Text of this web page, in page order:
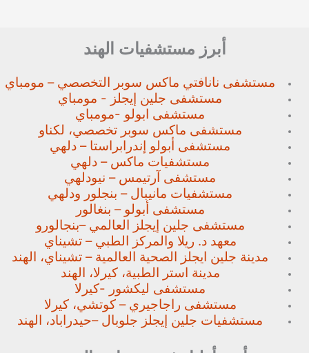
أبرز مستشفيات الهند
مستشفى نانافتي ماكس سوبر التخصصي – مومباي
مستشفى جلين إيجلز - مومباي
مستشفى ابولو -مومباي
مستشفى ماكس سوبر تخصصي، لكناو
مستشفى أبولو إندرابراستا – دلهي
مستشفيات ماكس – دلهي
مستشفى آرتيمس – نيودلهي
مستشفيات مانيبال – بنجلور ودلهي
مستشفى أبولو – بنغالور
مستشفى جلين إيجلز العالمي –بنجالورو
معهد د. ريلا والمركز الطبي – تشيناي
مدينة جلين ايجلز الصحية العالمية – تشيناي، الهند
مدينة استر الطبية، كيرلا، الهند
مستشفى ليكشور -كيرلا
مستشفى راجاجيري – كوتشي، كيرلا
مستشفيات جلين إيجلز جلوبال –حيدراباد، الهند